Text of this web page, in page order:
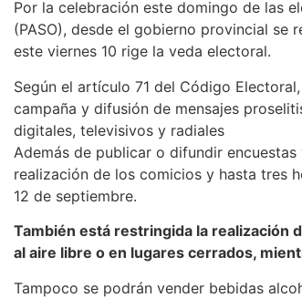
Por la celebración este domingo de las
(PASO), desde el gobierno provincial se
este viernes 10 rige la veda electoral.
Según el artículo 71 del Código
campaña y difusión de mensajes
digitales, televisivos y radiales
Además de publicar o difundir
realización de los comicios y hasta tres
12 de septiembre.
También está restringida la realización
al aire libre o en lugares cerrados,
Tampoco se podrán vender bebidas